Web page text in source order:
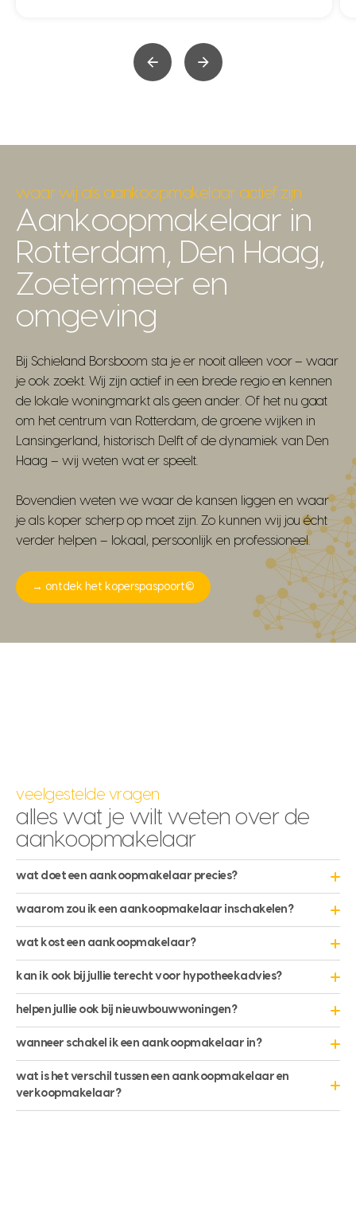
waar wij als aankoopmakelaar actief zijn
Aankoopmakelaar in
Rotterdam, Den Haag,
Zoetermeer en
omgeving
Bij Schieland Borsboom sta je er nooit alleen voor – waar
je ook zoekt. Wij zijn actief in een brede regio en kennen
de lokale woningmarkt als geen ander. Of het nu gaat
om het centrum van Rotterdam, de groene wijken in
Lansingerland, historisch Delft of de dynamiek van Den
Haag – wij weten wat er speelt.
Bovendien weten we waar de kansen liggen en waar
je als koper scherp op moet zijn. Zo kunnen wij jou écht
verder helpen – lokaal, persoonlijk en professioneel.
→ ontdek het koperspaspoort©
veelgestelde vragen
alles wat je wilt weten over de
aankoopmakelaar
wat doet een aankoopmakelaar precies?
Een aankoopmakelaar begeleidt je tijdens het hele
aankoopproces van een woning. Van het plannen van
waarom zou ik een aankoopmakelaar inschakelen?
In een oververhitte woningmarkt is het lastig om een huis te
kopen zonder hulp. Wij kennen de markt, weten waar we op
wat kost een aankoopmakelaar?
De kosten hangen af van de dienstverlening die je kiest. Bij
Schieland Borsboom werken we met heldere afspraken en
kan ik ook bij jullie terecht voor hypotheekadvies?
Ja, zeker! Wij werken nauw samen met onafhankelijke
hypotheekadviseurs én hebben eigen hypotheekshops.
helpen jullie ook bij nieuwbouwwoningen?
Absoluut. Ook bij nieuwbouwprojecten is het waardevol om
een aankoopmakelaar aan je zijde te hebben.
wanneer schakel ik een aankoopmakelaar in?
Het liefst zo vroeg mogelijk in je zoektocht. Hoe eerder we
betrokken zijn, hoe beter we je kunnen begeleiden.
wat is het verschil tussen een aankoopmakelaar en
verkoopmakelaar?
Een aankoopmakelaar behartigt jouw belang als koper,